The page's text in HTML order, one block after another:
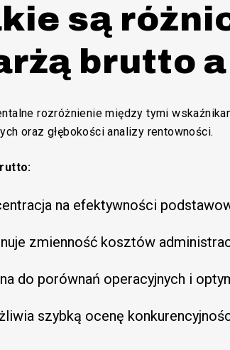
są
brutto
rozróżnienie między tymi
oraz głębokości analizy rentowności.
na efektywności
zmienność kosztów
do porównań operacyjnych i
szybką ocenę